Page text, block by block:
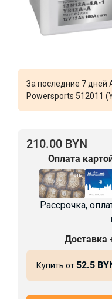
За последние 7 дней
Powersports 512011
210.00 BYN
Оплата
Рассрочка,
Доставка
Купить от 52.5